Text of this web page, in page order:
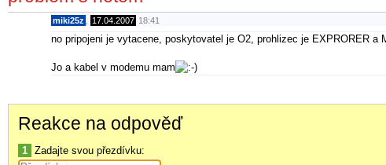
miki25z 17.04.2007 18:41
no pripojeni je vytacene, poskytovatel je O2, prohlizec je EXPRORER a
Jo a kabel v modemu mam
Reakce na odpověď
1 Zadajte svou přezdívku: